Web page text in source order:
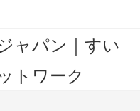
ャパン｜すい
トワーク